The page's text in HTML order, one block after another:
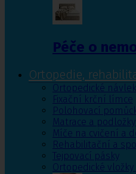
Péče o
Ortopedie,
Ortopedické
Fixační krční límce
Polohovací
Matrace a
Míče na cvičení a
Rehabilitační a
Tejpovací pásky
Ortopedické